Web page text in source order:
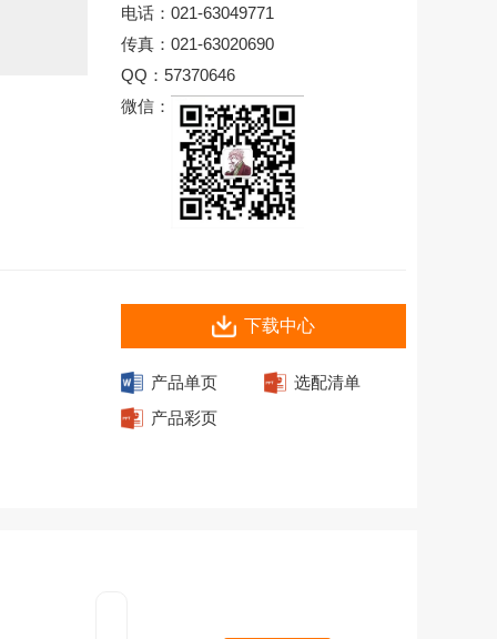
电话：021-63049771
传真：021-63020690
QQ：57370646
微信：
下载中心
产品单页
选配清单
产品彩页